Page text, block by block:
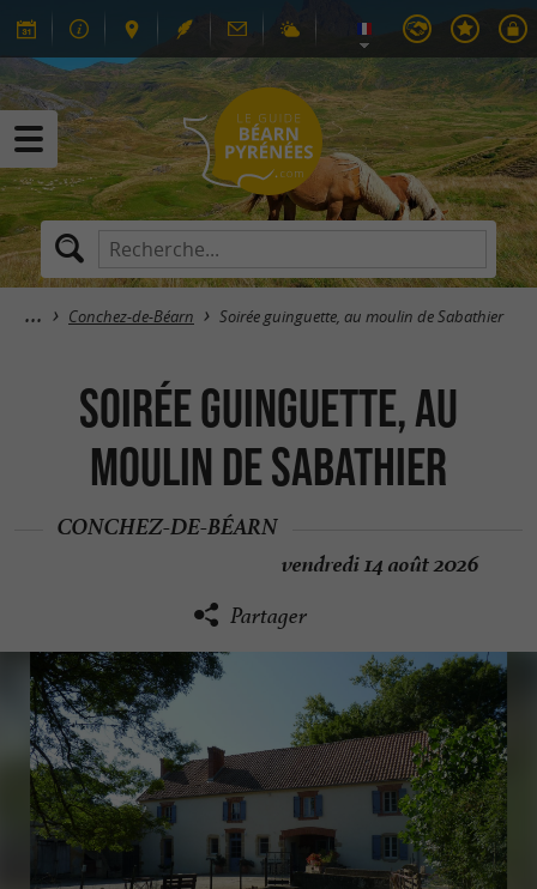
Conchez-de-Béarn Soirée guinguette, au moulin de Sabathier
Soirée guinguette, au
moulin de Sabathier
CONCHEZ-DE-BÉARN
vendredi 14 août 2026
Partager